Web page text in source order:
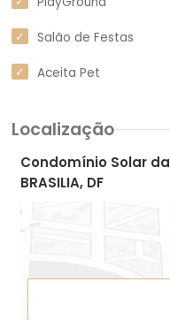
Salão de Festas
Aceita Pet
Localização
Condomínio Solar da
BRASILIA, DF